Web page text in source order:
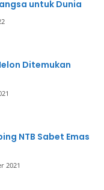
untuk Dunia
Ditemukan
NTB Sabet Emas
2021